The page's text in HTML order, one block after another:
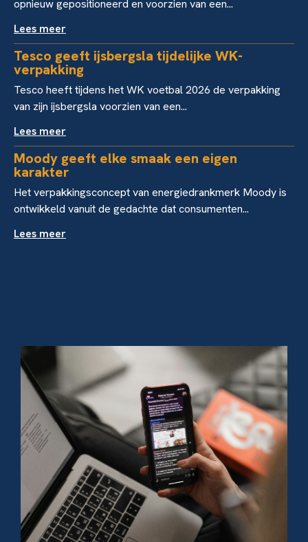
opnieuw gepositioneerd en voorzien van een...
Lees meer
Tesco geeft ijsbergsla tijdelijke WK-
verpakking
Tesco heeft tijdens het WK voetbal 2026 de verpakking
van zijn ijsbergsla voorzien van een...
Lees meer
Moody geeft elke smaak een eigen
karakter
Het verpakkingsconcept van energiedrankmerk Moody is
ontwikkeld vanuit de gedachte dat consumenten...
Lees meer